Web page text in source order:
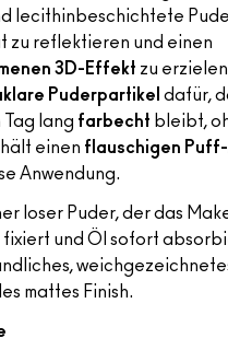
lecithinbeschichtete
zu reflektieren und einen
3D-Effekt zu
Puderpartikel dafür,
lang farbecht bleibt,
einen flauschigen
Anwendung.
loser Puder, der das
fixiert und Öl sofort
mattes Finish.